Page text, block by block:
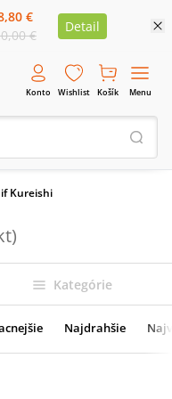
€
€
Detail
Konto Wishlist Košík Menu
Kureishi
)
Kategórie
Najdrahšie